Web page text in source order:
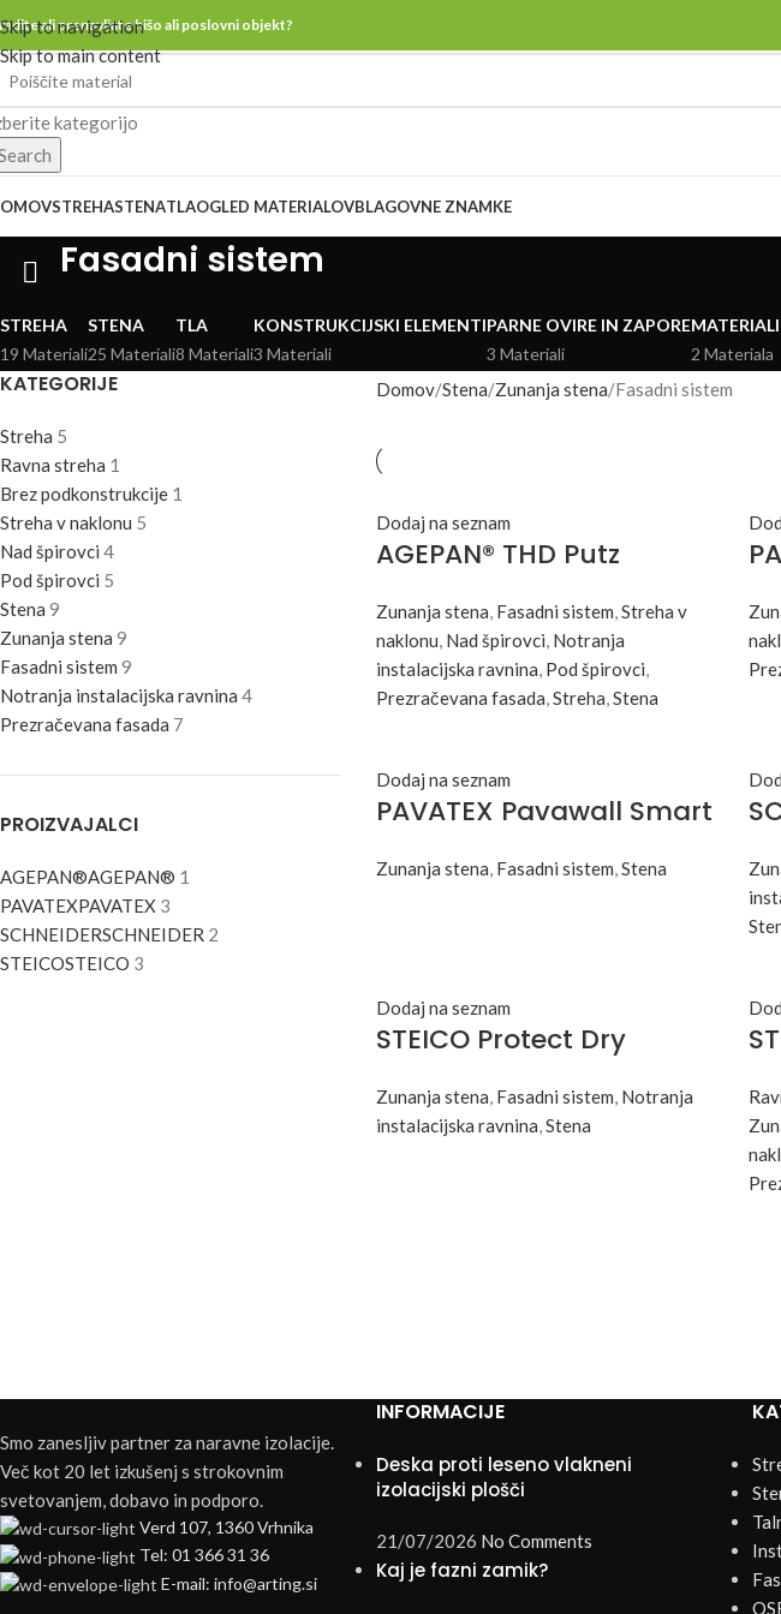
Skip to navigation
Skip to main content
ali prenavljate hišo ali poslovni objekt?
kategorijo
STREHASTENATLAOGLED MATERIALOVBLAGOVNE ZNAMKE
Fasadni sistem
STREHA
19 Materiali
STENA
25 Materiali
TLA
8 Materiali
KONSTRUKCIJSKI ELEMENTI
3 Materiali
PARNE OVIRE IN ZAPORE
3 Materiali
2 Materiala
KATEGORIJE
Streha 5
Ravna streha 1
Brez podkonstrukcije 1
Streha v naklonu 5
Nad špirovci 4
Pod špirovci 5
Stena 9
Zunanja stena 9
Fasadni sistem 9
Notranja instalacijska ravnina 4
Prezračevana fasada 7
PROIZVAJALCI
AGEPAN®AGEPAN® 1
PAVATEXPAVATEX 3
SCHNEIDERSCHNEIDER 2
STEICOSTEICO 3
Domov Stena Zunanja stena Fasadni sistem
Dodaj na seznam
AGEPAN® THD Putz
Zunanja stena, Fasadni sistem,Streha v
naklonu, Nad špirovci, Notranja
instalacijska ravnina, Pod špirovci,
Prezračevana fasada,Streha,Stena
Dodaj na seznam
PAVATEX Pavawall Smart
Zunanja stena, Fasadni sistem,Stena
Dodaj na seznam
STEICO Protect Dry
Zunanja stena, Fasadni sistem, Notranja
instalacijska ravnina,Stena
Smo zanesljiv partner za naravne izolacije.
Več kot 20 let izkušenj s strokovnim
svetovanjem, dobavo in podporo.
Verd 107, 1360 Vrhnika
Tel: 01 366 31 36
E-mail: info@arting.si
INFORMACIJE
Deska proti leseno vlakneni
izolacijski plošči
21/07/2026 No Comments
Kaj je fazni zamik?